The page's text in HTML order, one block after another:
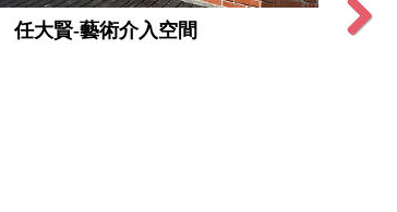
任大賢-藝術介入空間 陳芍